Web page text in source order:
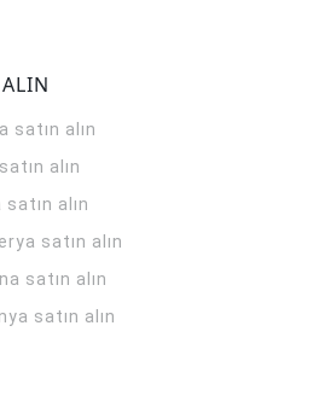
satın alın
alın
alın
satın alın
satın alın
satın alın